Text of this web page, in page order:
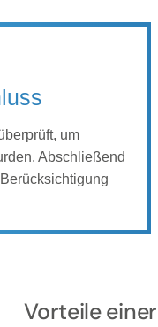
um
Abschließend
Vorteile